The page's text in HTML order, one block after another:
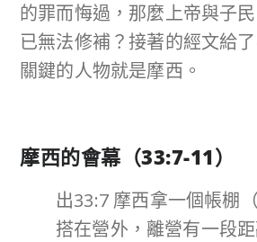
的罪而悔過，那麼上帝與子
已無法修補？接著的經文給
關鍵的人物就是摩西。
摩西的會幕（33:7-11）
搭在營外，離營有一段